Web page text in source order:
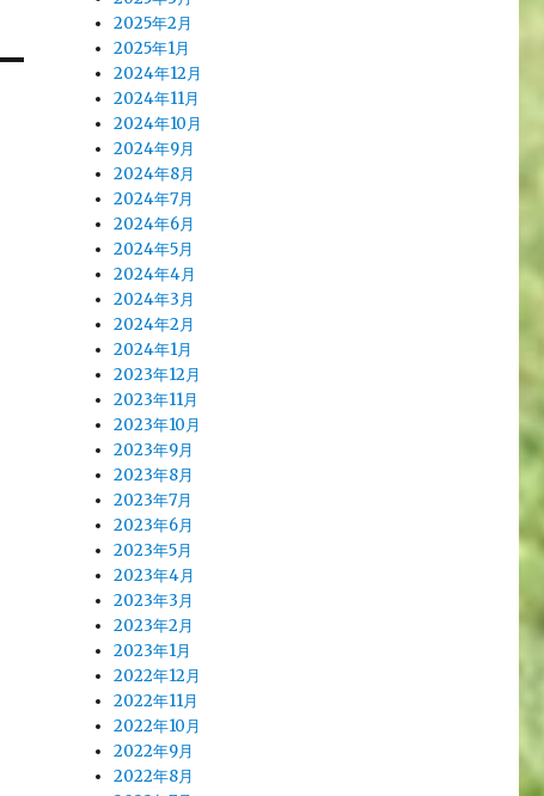
2025年2月
2025年1月
2024年12月
2024年11月
2024年10月
2024年9月
2024年8月
2024年7月
2024年6月
2024年5月
2024年4月
2024年3月
2024年2月
2024年1月
2023年12月
2023年11月
2023年10月
2023年9月
2023年8月
2023年7月
2023年6月
2023年5月
2023年4月
2023年3月
2023年2月
2023年1月
2022年12月
2022年11月
2022年10月
2022年9月
2022年8月